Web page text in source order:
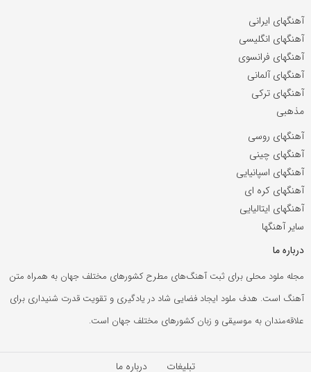
آهنگهای ایرانی
آهنگهای انگلیسی
آهنگهای فرانسوی
آهنگهای آلمانی
آهنگهای ترکی
مذهبی
آهنگهای روسی
آهنگهای چینی
آهنگهای اسپانیایی
آهنگهای کره ای
آهنگهای ایتالیایی
سایر آهنگها
درباره ما
مجله ملود محلی برای ثبت آهنگ‌های مطرح کشورهای مختلف جهان به همراه متن
آهنگ است. هدف ملود ایجاد فضایی شاد در یادگیری و تقویت قدرت شنیداری برای
علاقه‌مندان به موسیقی و زبان کشورهای مختلف جهان است.
تبلیغات درباره ما